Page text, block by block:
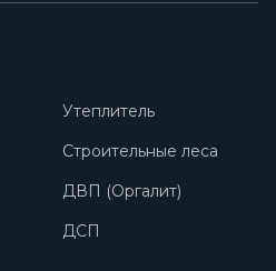
Утеплитель
Строительные леса
ДВП (Оргалит)
ДСП